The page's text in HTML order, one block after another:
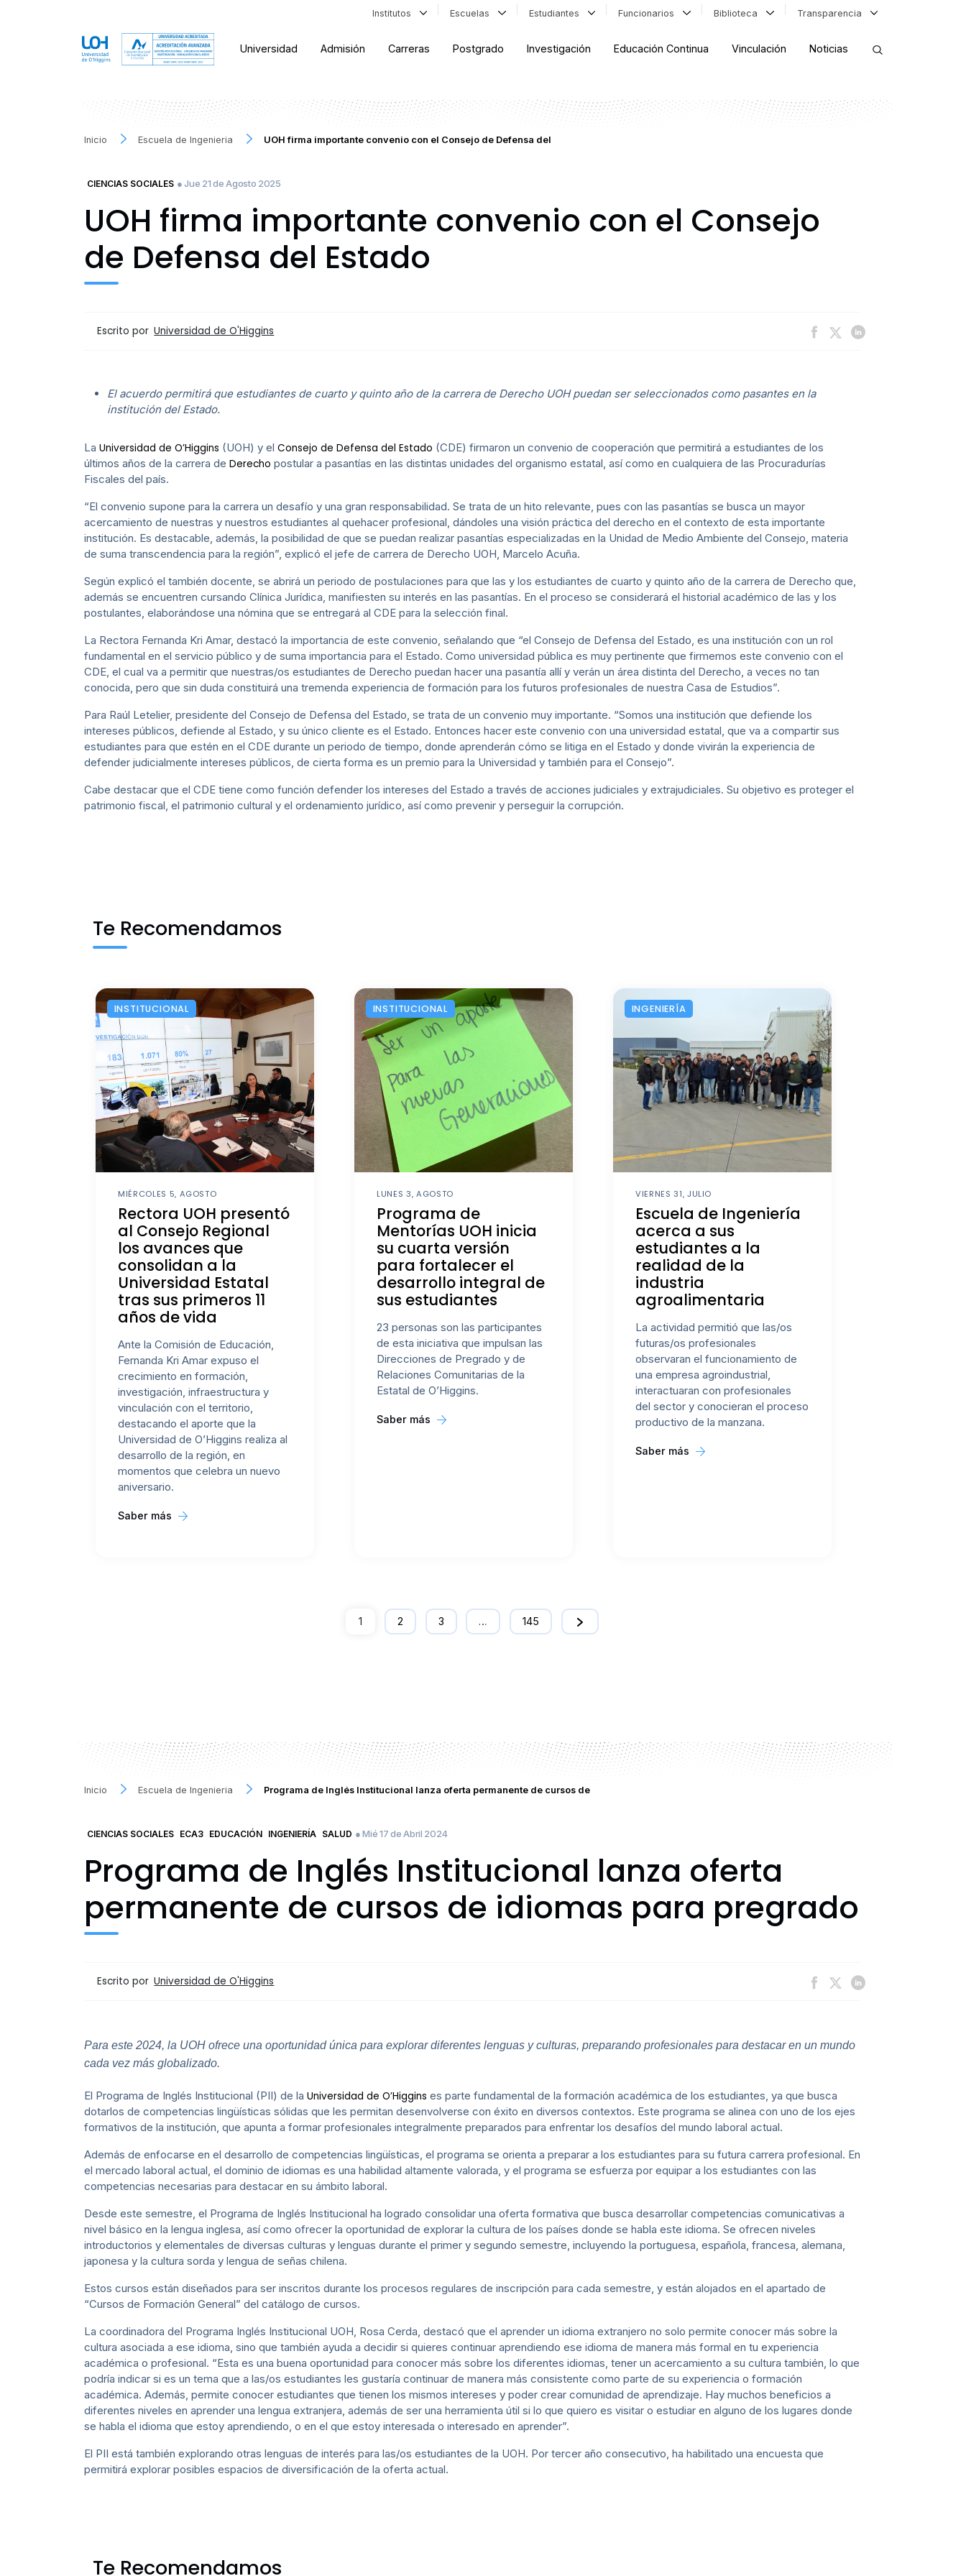
Institutos Escuelas Estudiantes Funcionarios Biblioteca Transparencia
Universidad Admisión Carreras Postgrado Investigación Educación Continua Vinculación Noticias
Inicio Escuela de Ingenieria UOH firma importante convenio con el Consejo de Defensa del
CIENCIAS SOCIALES ● Jue 21 de Agosto 2025
UOH firma importante convenio con el Consejo
de Defensa del Estado
Escrito por Universidad de O'Higgins
El acuerdo permitirá que estudiantes de cuarto y quinto año de la carrera de Derecho UOH puedan ser seleccionados como pasantes en la
institución del Estado.
La Universidad de O’Higgins (UOH) y el Consejo de Defensa del Estado (CDE) firmaron un convenio de cooperación que permitirá a estudiantes de los
últimos años de la carrera de Derecho postular a pasantías en las distintas unidades del organismo estatal, así como en cualquiera de las Procuradurías
Fiscales del país.
“El convenio supone para la carrera un desafío y una gran responsabilidad. Se trata de un hito relevante, pues con las pasantías se busca un mayor
acercamiento de nuestras y nuestros estudiantes al quehacer profesional, dándoles una visión práctica del derecho en el contexto de esta importante
institución. Es destacable, además, la posibilidad de que se puedan realizar pasantías especializadas en la Unidad de Medio Ambiente del Consejo, materia
de suma transcendencia para la región”, explicó el jefe de carrera de Derecho UOH, Marcelo Acuña.
Según explicó el también docente, se abrirá un periodo de postulaciones para que las y los estudiantes de cuarto y quinto año de la carrera de Derecho que,
además se encuentren cursando Clínica Jurídica, manifiesten su interés en las pasantías. En el proceso se considerará el historial académico de las y los
postulantes, elaborándose una nómina que se entregará al CDE para la selección final.
La Rectora Fernanda Kri Amar, destacó la importancia de este convenio, señalando que “el Consejo de Defensa del Estado, es una institución con un rol
fundamental en el servicio público y de suma importancia para el Estado. Como universidad pública es muy pertinente que firmemos este convenio con el
CDE, el cual va a permitir que nuestras/os estudiantes de Derecho puedan hacer una pasantía allí y verán un área distinta del Derecho, a veces no tan
conocida, pero que sin duda constituirá una tremenda experiencia de formación para los futuros profesionales de nuestra Casa de Estudios”.
Para Raúl Letelier, presidente del Consejo de Defensa del Estado, se trata de un convenio muy importante. “Somos una institución que defiende los
intereses públicos, defiende al Estado, y su único cliente es el Estado. Entonces hacer este convenio con una universidad estatal, que va a compartir sus
estudiantes para que estén en el CDE durante un periodo de tiempo, donde aprenderán cómo se litiga en el Estado y donde vivirán la experiencia de
defender judicialmente intereses públicos, de cierta forma es un premio para la Universidad y también para el Consejo”.
Cabe destacar que el CDE tiene como función defender los intereses del Estado a través de acciones judiciales y extrajudiciales. Su objetivo es proteger el
patrimonio fiscal, el patrimonio cultural y el ordenamiento jurídico, así como prevenir y perseguir la corrupción.
Te Recomendamos
INSTITUCIONAL
MIÉRCOLES 5, AGOSTO
Rectora UOH presentó
al Consejo Regional
los avances que
consolidan a la
Universidad Estatal
tras sus primeros 11
años de vida
Ante la Comisión de Educación,
Fernanda Kri Amar expuso el
crecimiento en formación,
investigación, infraestructura y
vinculación con el territorio,
destacando el aporte que la
Universidad de O’Higgins realiza al
desarrollo de la región, en
momentos que celebra un nuevo
aniversario.
Saber más
INSTITUCIONAL
LUNES 3, AGOSTO
Programa de
Mentorías UOH inicia
su cuarta versión
para fortalecer el
desarrollo integral de
sus estudiantes
23 personas son las participantes
de esta iniciativa que impulsan las
Direcciones de Pregrado y de
Relaciones Comunitarias de la
Estatal de O’Higgins.
Saber más
INGENIERÍA
VIERNES 31, JULIO
Escuela de Ingeniería
acerca a sus
estudiantes a la
realidad de la
industria
agroalimentaria
La actividad permitió que las/os
futuras/os profesionales
observaran el funcionamiento de
una empresa agroindustrial,
interactuaran con profesionales
del sector y conocieran el proceso
productivo de la manzana.
Saber más
1 2 3 … 145
Inicio Escuela de Ingenieria Programa de Inglés Institucional lanza oferta permanente de cursos de
CIENCIAS SOCIALES ECA3 EDUCACIÓN INGENIERÍA SALUD ● Mié 17 de Abril 2024
Programa de Inglés Institucional lanza oferta
permanente de cursos de idiomas para pregrado
Escrito por Universidad de O'Higgins
Para este 2024, la UOH ofrece una oportunidad única para explorar diferentes lenguas y culturas, preparando profesionales para destacar en un mundo
cada vez más globalizado.
El Programa de Inglés Institucional (PII) de la Universidad de O’Higgins es parte fundamental de la formación académica de los estudiantes, ya que busca
dotarlos de competencias lingüísticas sólidas que les permitan desenvolverse con éxito en diversos contextos. Este programa se alinea con uno de los ejes
formativos de la institución, que apunta a formar profesionales integralmente preparados para enfrentar los desafíos del mundo laboral actual.
Además de enfocarse en el desarrollo de competencias lingüísticas, el programa se orienta a preparar a los estudiantes para su futura carrera profesional. En
el mercado laboral actual, el dominio de idiomas es una habilidad altamente valorada, y el programa se esfuerza por equipar a los estudiantes con las
competencias necesarias para destacar en su ámbito laboral.
Desde este semestre, el Programa de Inglés Institucional ha logrado consolidar una oferta formativa que busca desarrollar competencias comunicativas a
nivel básico en la lengua inglesa, así como ofrecer la oportunidad de explorar la cultura de los países donde se habla este idioma. Se ofrecen niveles
introductorios y elementales de diversas culturas y lenguas durante el primer y segundo semestre, incluyendo la portuguesa, española, francesa, alemana,
japonesa y la cultura sorda y lengua de señas chilena.
Estos cursos están diseñados para ser inscritos durante los procesos regulares de inscripción para cada semestre, y están alojados en el apartado de
“Cursos de Formación General” del catálogo de cursos.
La coordinadora del Programa Inglés Institucional UOH, Rosa Cerda, destacó que el aprender un idioma extranjero no solo permite conocer más sobre la
cultura asociada a ese idioma, sino que también ayuda a decidir si quieres continuar aprendiendo ese idioma de manera más formal en tu experiencia
académica o profesional. “Esta es una buena oportunidad para conocer más sobre los diferentes idiomas, tener un acercamiento a su cultura también, lo que
podría indicar si es un tema que a las/os estudiantes les gustaría continuar de manera más consistente como parte de su experiencia o formación
académica. Además, permite conocer estudiantes que tienen los mismos intereses y poder crear comunidad de aprendizaje. Hay muchos beneficios a
diferentes niveles en aprender una lengua extranjera, además de ser una herramienta útil si lo que quiero es visitar o estudiar en alguno de los lugares donde
se habla el idioma que estoy aprendiendo, o en el que estoy interesada o interesado en aprender”.
El PII está también explorando otras lenguas de interés para las/os estudiantes de la UOH. Por tercer año consecutivo, ha habilitado una encuesta que
permitirá explorar posibles espacios de diversificación de la oferta actual.
Te Recomendamos